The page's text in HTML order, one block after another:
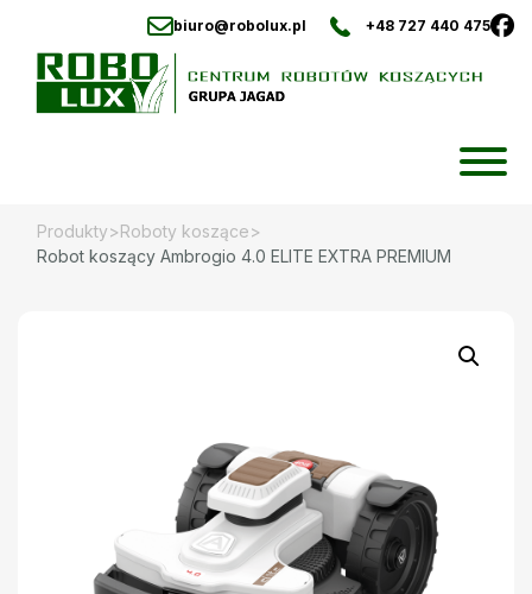
biuro@robolux.pl +48 727 440 475
Skip
Produkty>Roboty koszące>
Robot koszący Ambrogio 4.0 ELITE EXTRA PREMIUM